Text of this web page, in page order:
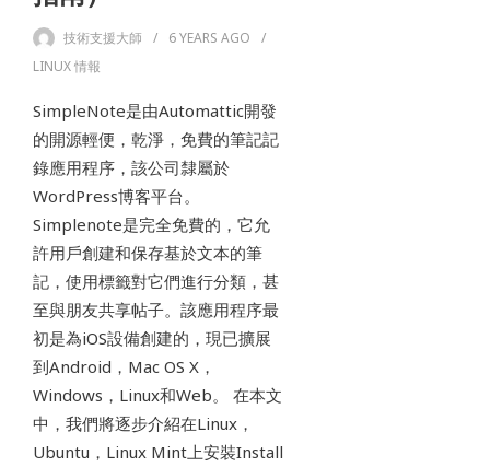
技術支援大師 6 YEARS AGO
LINUX 情報
SimpleNote是由Automattic開發
的開源輕便，乾淨，免費的筆記記
錄應用程序，該公司隸屬於
WordPress博客平台。
Simplenote是完全免費的，它允
許用戶創建和保存基於文本的筆
記，使用標籤對它們進行分類，甚
至與朋友共享帖子。該應用程序最
初是為iOS設備創建的，現已擴展
到Android，Mac OS X，
Windows，Linux和Web。 在本文
中，我們將逐步介紹在Linux，
Ubuntu，Linux Mint上安裝Install